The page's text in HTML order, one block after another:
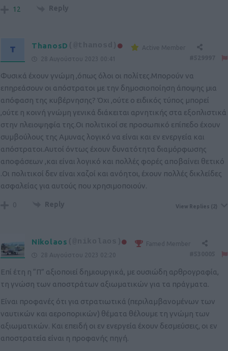
12 Reply
ThanosD
Active Member
28 Αυγούστου 2023 00:41
Φυσικά έχουν γνώμη ,όπως όλοι οι πολίτες.Μπορούν να
επηρεάσουν οι απόστρατοι με την δημοσιοποίηση άποψης μια
απόφαση της κυβέρνησης? Όχι ,ούτε ο ειδικός τύπος μπορεί
,ούτε η κοινή γνώμη γενικά διάκειται αρνητικής στα εξοπλιστικά
στην πλειοψηφία της.Οι πολιτικοί σε προσωπικό επίπεδο έχουν
συμβούλους της Αμυνας λογικό να είναι και εν ενεργεία και
απόστρατοι.Αυτοί όντως έχουν δυνατότητα διαμόρφωσης
αποφάσεων ,και είναι λογικό και πολλές φορές αποβαίνει θετικό
.Οι πολιτικοί δεν είναι χαζοί και ανόητοι, έχουν πολλές δικλείδες
ασφαλείας για αυτούς που χρησιμοποιούν.
0 Reply View Replies (2)
Nikolaos (@nikolaos)
Famed Member
28 Αυγούστου 2023 02:20
Επί έτη η “Π” αξιοποιεί δημιουργικά, με ουσιώδη αρθρογραφία,
τη γνώση των αποστράτων αξιωματικών για τα πράγματα.
Είναι προφανές ότι για στρατιωτικά (περιλαμβανομένων των
ναυτικών και αεροπορικών) θέματα θέλουμε τη γνώμη των
αξιωματικών. Και επειδή οι εν ενεργεία έχουν δεσμεύσεις, οι εν
αποστρατεία είναι η προφανής πηγή.